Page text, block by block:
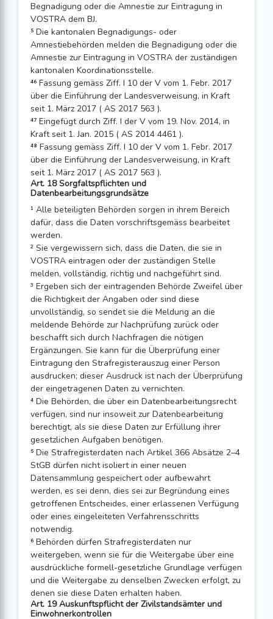
Begnadigung oder die Amnestie zur Eintragung in
VOSTRA dem BJ.
⁵ Die kantonalen Begnadigungs- oder
Amnestiebehörden melden die Begnadigung oder die
Amnestie zur Eintragung in VOSTRA der zuständigen
kantonalen Koordinationsstelle.
⁴⁶ Fassung gemäss Ziff. I 10 der V vom 1. Febr. 2017
über die Einführung der Landes­verweisung, in Kraft
seit 1. März 2017 ( AS 2017 563 ).
⁴⁷ Eingefügt durch Ziff. I der V vom 19. Nov. 2014, in
Kraft seit 1. Jan. 2015 ( AS 2014 4461 ).
⁴⁸ Fassung gemäss Ziff. I 10 der V vom 1. Febr. 2017
über die Einführung der Landes­verweisung, in Kraft
seit 1. März 2017 ( AS 2017 563 ).
Art. 18 Sorgfaltspflichten und
Datenbearbeitungsgrundsätze
¹ Alle beteiligten Behörden sorgen in ihrem Bereich
dafür, dass die Daten vor­schriftsgemäss bearbeitet
werden.
² Sie vergewissern sich, dass die Daten, die sie in
VOSTRA eintragen oder der zuständigen Stelle
melden, vollständig, richtig und nachgeführt sind.
³ Ergeben sich der eintragenden Behörde Zweifel über
die Richtigkeit der Angaben oder sind diese
unvollständig, so sendet sie die Meldung an die
meldende Behörde zur Nachprüfung zurück oder
beschafft sich durch Nachfragen die nötigen
Ergänzungen. Sie kann für die Überprüfung einer
Eintragung den Strafregisterauszug einer Person
ausdrucken; dieser Ausdruck ist nach der Überprüfung
der eingetragenen Daten zu vernichten.
⁴ Die Behörden, die über ein Datenbearbeitungsrecht
verfügen, sind nur insoweit zur Datenbearbeitung
berechtigt, als sie diese Daten zur Erfüllung ihrer
gesetzlichen Aufgaben benötigen.
⁵ Die Strafregisterdaten nach Artikel 366 Absätze 2–4
StGB dürfen nicht isoliert in einer neuen
Datensammlung gespeichert oder aufbewahrt
werden, es sei denn, dies sei zur Begründung eines
getroffenen Entscheides, einer erlassenen Verfügung
oder eines eingeleiteten Verfahrensschritts
notwendig.
⁶ Behörden dürfen Strafregisterdaten nur
weitergeben, wenn sie für die Weitergabe über eine
ausdrückliche formell-gesetzliche Grundlage verfügen
und die Weitergabe zu denselben Zwecken erfolgt, zu
denen sie diese Daten erhalten haben.
Art. 19 Auskunftspflicht der Zivilstandsämter und
Einwohnerkontrollen